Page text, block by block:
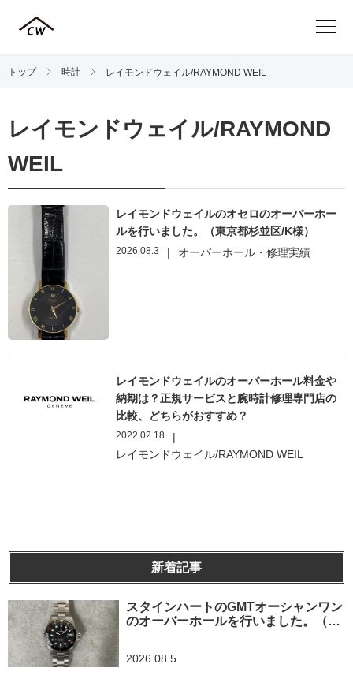
トップ 時計 レイモンドウェイル/RAYMOND WEIL
レイモンドウェイル/RAYMOND
WEIL
レイモンドウェイルのオセロのオーバーホー
ルを行いました。（東京都杉並区/K様）
2026.08.3 | オーバーホール・修理実績
レイモンドウェイルのオーバーホール料金や
納期は？正規サービスと腕時計修理専門店の
比較、どちらがおすすめ？
2022.02.18
|
レイモンドウェイル/RAYMOND WEIL
新着記事
スタインハートのGMTオーシャンワン
のオーバーホールを行いました。（神
2026.08.5